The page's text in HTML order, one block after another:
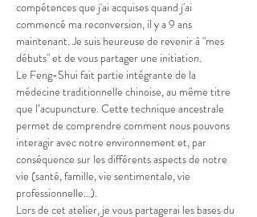
compétences que j'ai acquises quand j'ai
commencé ma reconversion, il y a 9 ans
maintenant. Je suis heureuse de revenir à "mes
débuts" et de vous partager une initiation.
Le Feng-Shui fait partie intégrante de la
médecine traditionnelle chinoise, au même titre
que l’acupuncture. Cette technique ancestrale
permet de comprendre comment nous pouvons
interagir avec notre environnement et, par
conséquence sur les différents aspects de notre
vie (santé, famille, vie sentimentale, vie
professionnelle…).
Lors de cet atelier, je vous partagerai les bases du